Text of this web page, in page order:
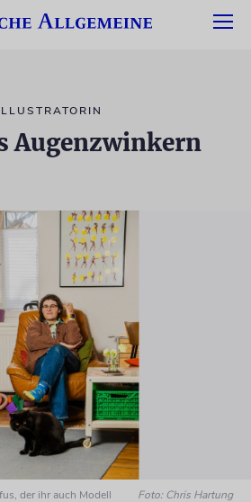
Augenzwinkern
der ihr auch Modell
Foto: Chris Hartung